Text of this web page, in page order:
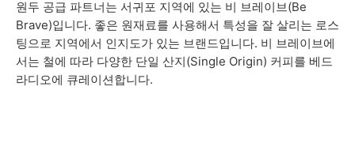
원두 공급 파트너는 서귀포 지역에 있는 비 브레이브(Be
Brave)입니다. 좋은 원재료를 사용해서 특성을 잘 살리는 로스
팅으로 지역에서 인지도가 있는 브랜드입니다. 비 브레이브에
서는 철에 따라 다양한 단일 산지(Single Origin) 커피를 베드
라디오에 큐레이션합니다.